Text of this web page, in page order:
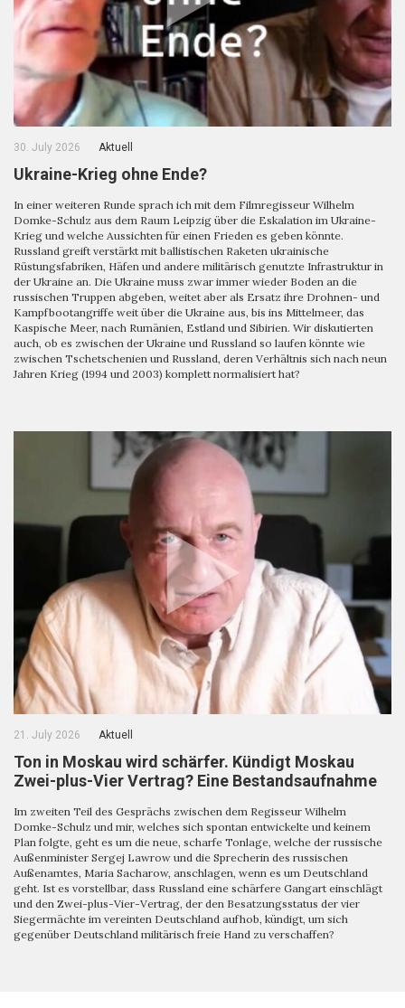
30. July 2026 Aktuell
Ukraine-Krieg ohne Ende?
In einer weiteren Runde sprach ich mit dem Filmregisseur Wilhelm
Domke-Schulz aus dem Raum Leipzig über die Eskalation im Ukraine-
Krieg und welche Aussichten für einen Frieden es geben könnte.
Russland greift verstärkt mit ballistischen Raketen ukrainische
Rüstungsfabriken, Häfen und andere militärisch genutzte Infrastruktur in
der Ukraine an. Die Ukraine muss zwar immer wieder Boden an die
russischen Truppen abgeben, weitet aber als Ersatz ihre Drohnen- und
Kampfbootangriffe weit über die Ukraine aus, bis ins Mittelmeer, das
Kaspische Meer, nach Rumänien, Estland und Sibirien. Wir diskutierten
auch, ob es zwischen der Ukraine und Russland so laufen könnte wie
zwischen Tschetschenien und Russland, deren Verhältnis sich nach neun
Jahren Krieg (1994 und 2003) komplett normalisiert hat?
21. July 2026 Aktuell
Ton in Moskau wird schärfer. Kündigt Moskau
Zwei-plus-Vier Vertrag? Eine Bestandsaufnahme
Im zweiten Teil des Gesprächs zwischen dem Regisseur Wilhelm
Domke-Schulz und mir, welches sich spontan entwickelte und keinem
Plan folgte, geht es um die neue, scharfe Tonlage, welche der russische
Außenminister Sergej Lawrow und die Sprecherin des russischen
Außenamtes, Maria Sacharow, anschlagen, wenn es um Deutschland
geht. Ist es vorstellbar, dass Russland eine schärfere Gangart einschlägt
und den Zwei-plus-Vier-Vertrag, der den Besatzungsstatus der vier
Siegermächte im vereinten Deutschland aufhob, kündigt, um sich
gegenüber Deutschland militärisch freie Hand zu verschaffen?